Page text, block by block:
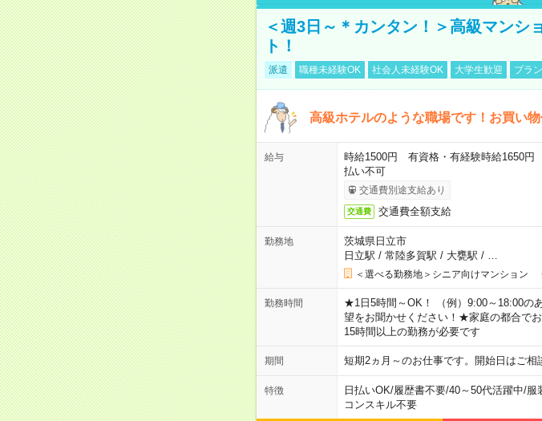
＜週3日～＊カンタン！＞高級マンシ
ト！
派遣 職種未経験OK 社会人未経験OK 大学生歓迎 ブラ
高級ホテルのような職場です！お買い
給与
時給1500円 有資格・有経験時給1650
払い不可
交通費別途支給あり
交通費 交通費全額支給
勤務地
茨城県日立市
日立駅 / 常陸多賀駅 / 大甕駅 /
＜選べる勤務地＞シニア向けマンション
勤務時間
★1日5時間～OK！ （例）9:00～18:00の
望をお聞かせください！★家庭の都合で
15時間以上の勤務が必要です
期間 短期2ヵ月～のお仕事です。開始日はご
特徴 日払いOK/履歴書不要/40～50代活躍中/服
コンスキル不要